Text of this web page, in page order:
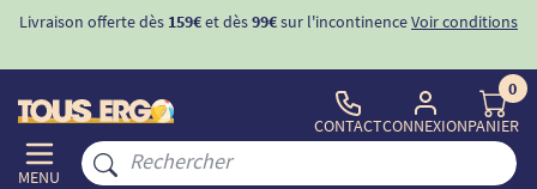
Livraison offerte dès 159€et dès99€sur l'incontinenceVoir conditions
MENU
CONTACTCONNEXION
0
PANIER